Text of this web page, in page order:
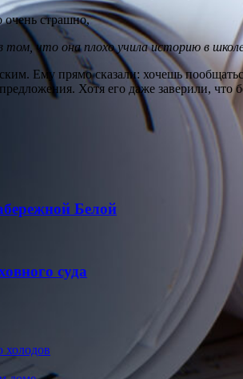
очень страшно,
том, что она плохо учила историю в
Ему прямо сказали: хочешь
Хотя его даже заверили, что
Белой
суда
холодов